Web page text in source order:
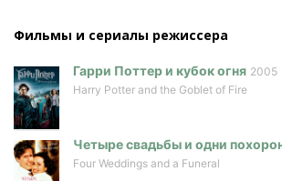
Фильмы и сериалы режисcера
Гарри Поттер и кубок огня 2005
Harry Potter and the Goblet of Fire
Четыре свадьбы и одни
Four Weddings and a Funeral